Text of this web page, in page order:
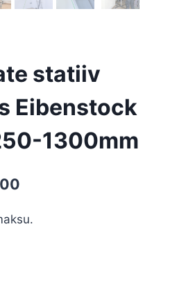
statiiv
Eibenstock
1300mm